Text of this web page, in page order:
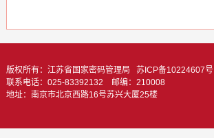
版权所有：江苏省国家密码管理局 苏ICP备10224607号
联系电话：025-83392132 邮编：210008
地址：南京市北京西路16号苏兴大厦25楼